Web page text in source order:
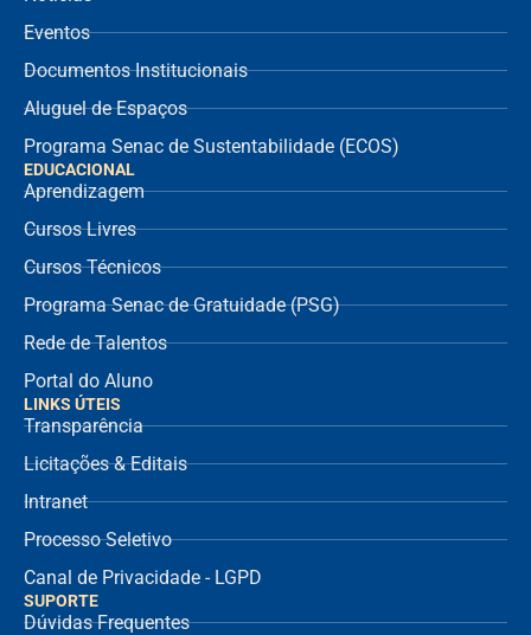
Eventos
Documentos Institucionais
Aluguel de Espaços
Programa Senac de Sustentabilidade (ECOS)
EDUCACIONAL
Aprendizagem
Cursos Livres
Cursos Técnicos
Programa Senac de Gratuidade (PSG)
Rede de Talentos
Portal do Aluno
LINKS ÚTEIS
Transparência
Licitações & Editais
Intranet
Processo Seletivo
Canal de Privacidade - LGPD
SUPORTE
Dúvidas Frequentes